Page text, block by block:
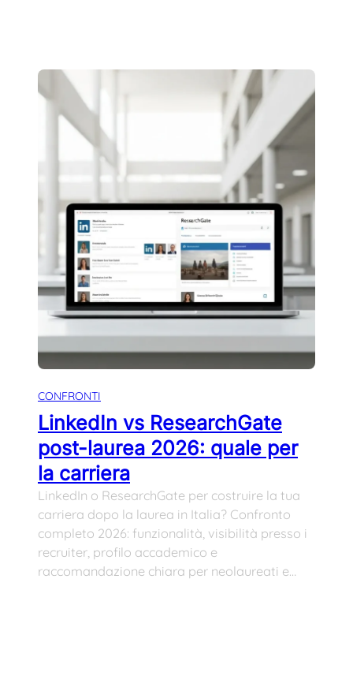
CONFRONTI
LinkedIn vs ResearchGate
post-laurea 2026: quale per
la carriera
LinkedIn o ResearchGate per costruire la tua
carriera dopo la laurea in Italia? Confronto
completo 2026: funzionalità, visibilità presso i
recruiter, profilo accademico e
raccomandazione chiara per neolaureati e…